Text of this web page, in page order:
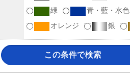
緑
青・藍・水色
オレンジ
銀